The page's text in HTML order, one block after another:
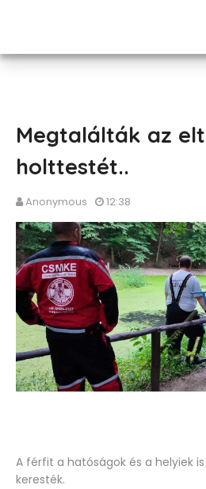
Megtalálták az
holttestét..
Anonymous 12:38
A férfit a hatóságok és a helyiek
keresték.